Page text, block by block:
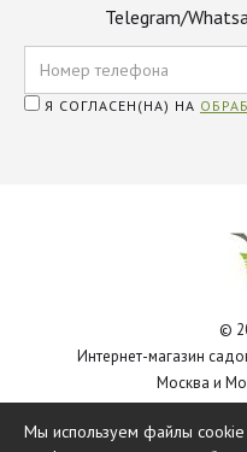
Telegram/
Я СОГЛАСЕН(НА) НА
©
Интернет-магазин
Москва и
Мы используем файлы cookie